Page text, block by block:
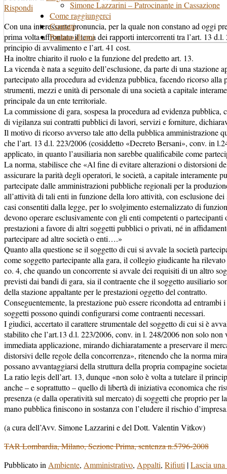
Simone Lazzarini – Patrocinante in Cassazione
Come raggiungerci
Contatti
Parlano di noi
Rispondi
Con una interessante pronuncia, per la quale non constano ad oggi
prima volta affrontato il tema dei rapporti intercorrenti tra l’art. 13
principio di avvalimento e l’art. 41 cost.
Ha inoltre chiarito il ruolo e la funzione del predetto art. 13.
La vicenda è nata a seguito dell’esclusione, da parte di una stazione
partecipato alla procedura ad evidenza pubblica, facendo ricorso
strumenti, mezzi e unità di personale di una società a capitale
principale da un ente territoriale.
La commissione di gara, sospesa la procedura ad evidenza pubblica,
di vigilanza sui contratti pubblici di lavori, servizi e forniture,
Il motivo di ricorso avverso tale atto della pubblica amministrazione
che l’art. 13 d.l. 223/2006 (cosiddetto «Decreto Bersani», conv. in
applicato, in quanto l’ausiliaria non sarebbe qualificabile come
La norma, stabilisce che «Al fine di evitare alterazioni o distorsioni
assicurare la parità degli operatori, le società, a capitale interamente
partecipate dalle amministrazioni pubbliche regionali per la
all’attività di tali enti in funzione della loro attività, con esclusione
casi consentiti dalla legge, per lo svolgimento esternalizzato di
devono operare esclusivamente con gli enti competenti o
prestazioni a favore di altri soggetti pubblici o privati, né in
partecipare ad altre società o enti….»
Quanto alla questione se il soggetto di cui si avvale la società
come soggetto partecipante alla gara, il collegio giudicante ha
co. 4, che quando un concorrente si avvale dei requisiti di un altro
previsti dai bandi di gara, sia il contraente che il soggetto ausiliario
della stazione appaltante per le prestazioni oggetto del contratto.
Conseguentemente, la prestazione può essere ricondotta ad
soggetti possono quindi configurarsi come contraenti necessari.
I giudici, accertato il carattere strumentale del soggetto di cui si è
stabilito che l’art.13 d.l. 223/2006, conv. in l. 248/2006 non solo non
immediata applicazione, mirando dichiaratamente a preservare il
distorsivi delle regole della concorrenza», ritenendo che la norma
possano avvantaggiarsi della struttura della propria compagine
La ratio legis dell’art. 13, dunque «non solo è volta a tutelare il
anche – e soprattutto – quello di libertà di iniziativa economica che
presenza (e dalla operatività sul mercato) di soggetti che proprio per
mano pubblica finiscono in sostanza con l’eludere il rischio
(a cura dell’Avv. Simone Lazzarini e del Dott. Valentin Vitkov)
TAR Lombardia, Milano, Sezione Prima, sentenza n.5796-2008
Pubblicato inAmbiente, Amministrativo, Appalti, Rifiuti |Lascia una